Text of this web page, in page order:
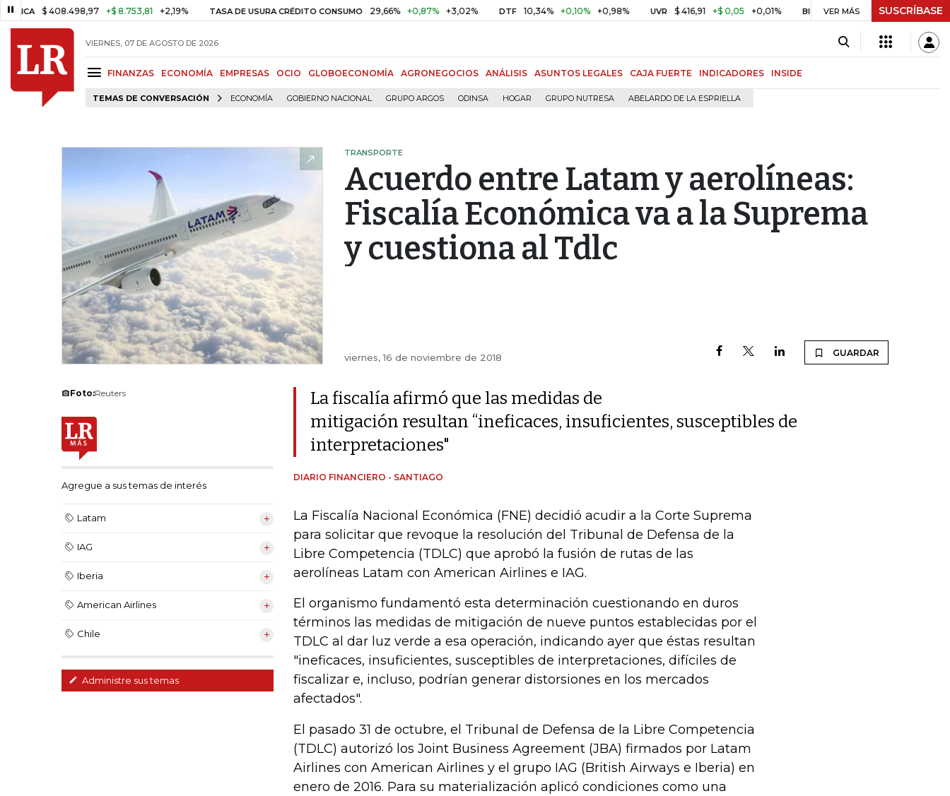
$ 408.498,97 +$ 8.753,81 +2,19% TASA DE USURA CRÉDITO CONSUMO 29,66% +0,87% +3,02% DTF 10,34% +0,10% +0,98% UVR $ 416,91 +$ 0,05 +0,01% BITCOIN US$ 64.442,80 -US$ 525,60 -
VER MÁS SUSCRÍBASE
VIERNES, 07 DE AGOSTO DE 2026
FINANZAS ECONOMÍA EMPRESAS OCIO GLOBOECONOMÍA AGRONEGOCIOS ANÁLISIS ASUNTOS LEGALES CAJA FUERTE INDICADORES INSIDE
TEMAS DE CONVERSACIÓN ECONOMÍA GOBIERNO NACIONAL GRUPO ARGOS ODINSA HOGAR GRUPO NUTRESA ABELARDO DE LA ESPRIELLA
TRANSPORTE
Acuerdo entre Latam y aerolíneas:
Fiscalía Económica va a la Suprema
y cuestiona al Tdlc
viernes, 16 de noviembre de 2018 GUARDAR
Foto:Reuters
Agregue a sus temas de interés
Latam
IAG
Iberia
American Airlines
Chile
Administre sus temas
La fiscalía afirmó que las medidas de
mitigación resultan “ineficaces, insuficientes, susceptibles de
interpretaciones"
DIARIO FINANCIERO - SANTIAGO
La Fiscalía Nacional Económica (FNE) decidió acudir a la Corte Suprema
para solicitar que revoque la resolución del Tribunal de Defensa de la
Libre Competencia (TDLC) que aprobó la fusión de rutas de las
aerolíneas Latam con American Airlines e IAG.
El organismo fundamentó esta determinación cuestionando en duros
términos las medidas de mitigación de nueve puntos establecidas por el
TDLC al dar luz verde a esa operación, indicando ayer que éstas resultan
"ineficaces, insuficientes, susceptibles de interpretaciones, difíciles de
fiscalizar e, incluso, podrían generar distorsiones en los mercados
afectados".
El pasado 31 de octubre, el Tribunal de Defensa de la Libre Competencia
(TDLC) autorizó los Joint Business Agreement (JBA) firmados por Latam
Airlines con American Airlines y el grupo IAG (British Airways e Iberia) en
enero de 2016. Para su materialización aplicó condiciones como una